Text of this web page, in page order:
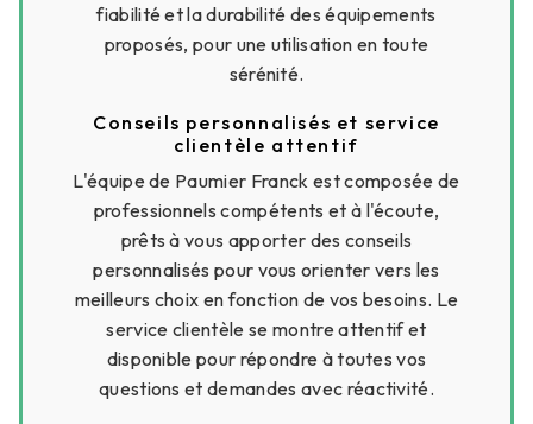
fiabilité et la durabilité des équipements
proposés, pour une utilisation en toute
sérénité.
Conseils personnalisés et service
clientèle attentif
L'équipe de Paumier Franck est composée de
professionnels compétents et à l'écoute,
prêts à vous apporter des conseils
personnalisés pour vous orienter vers les
meilleurs choix en fonction de vos besoins. Le
service clientèle se montre attentif et
disponible pour répondre à toutes vos
questions et demandes avec réactivité.